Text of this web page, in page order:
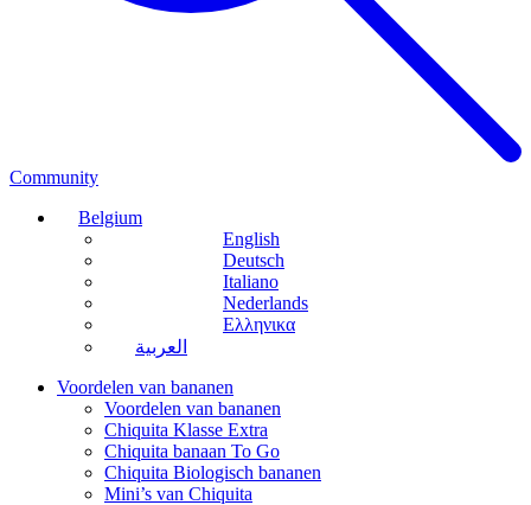
Community
Belgium
English
Deutsch
Italiano
Nederlands
Ελληνικα
العربية
Voordelen van bananen
Voordelen van bananen
Chiquita Klasse Extra
Chiquita banaan To Go
Chiquita Biologisch bananen
Mini’s van Chiquita